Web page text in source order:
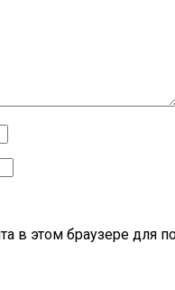
в этом браузере для